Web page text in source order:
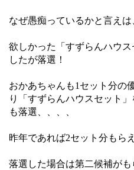
なぜ愚痴っているかと言えは
欲しかった「すずらんハウ
したが落選！
おかあちゃんも1セット分の
り「すずらんハウスセット
も落選、、、、
昨年であれば2セット分もら
落選した場合は第二候補が